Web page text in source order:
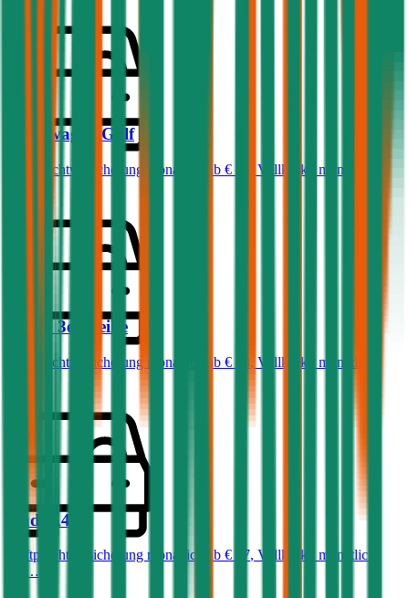
Volkswagen Golf
Haftpflichtversicherung monatlich ab € 50
Vollkasko monatlich
3er-Reihe
Haftpflichtversicherung monatlich ab € 68
Vollkasko monatlich
Audi A4
Haftpflichtversicherung monatlich ab € 87, Vollkasko monatlich
ab …